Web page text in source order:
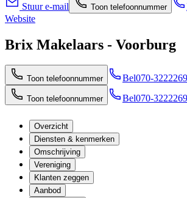
Stuur e-mail Toon telefoonnummer
Website
Brix Makelaars - Voorburg
Toon telefoonnummer Bel070-3222269
Toon telefoonnummer Bel070-3222269
Overzicht
Diensten & kenmerken
Omschrijving
Vereniging
Klanten zeggen
Aanbod